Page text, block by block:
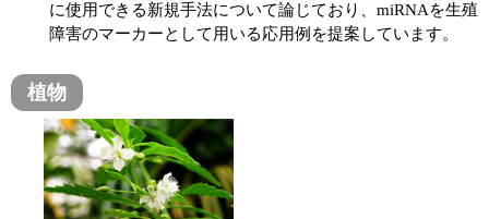
に使用できる新規手法について論じており、miRNAを生殖
障害のマーカーとして用いる応用例を提案しています。
植物